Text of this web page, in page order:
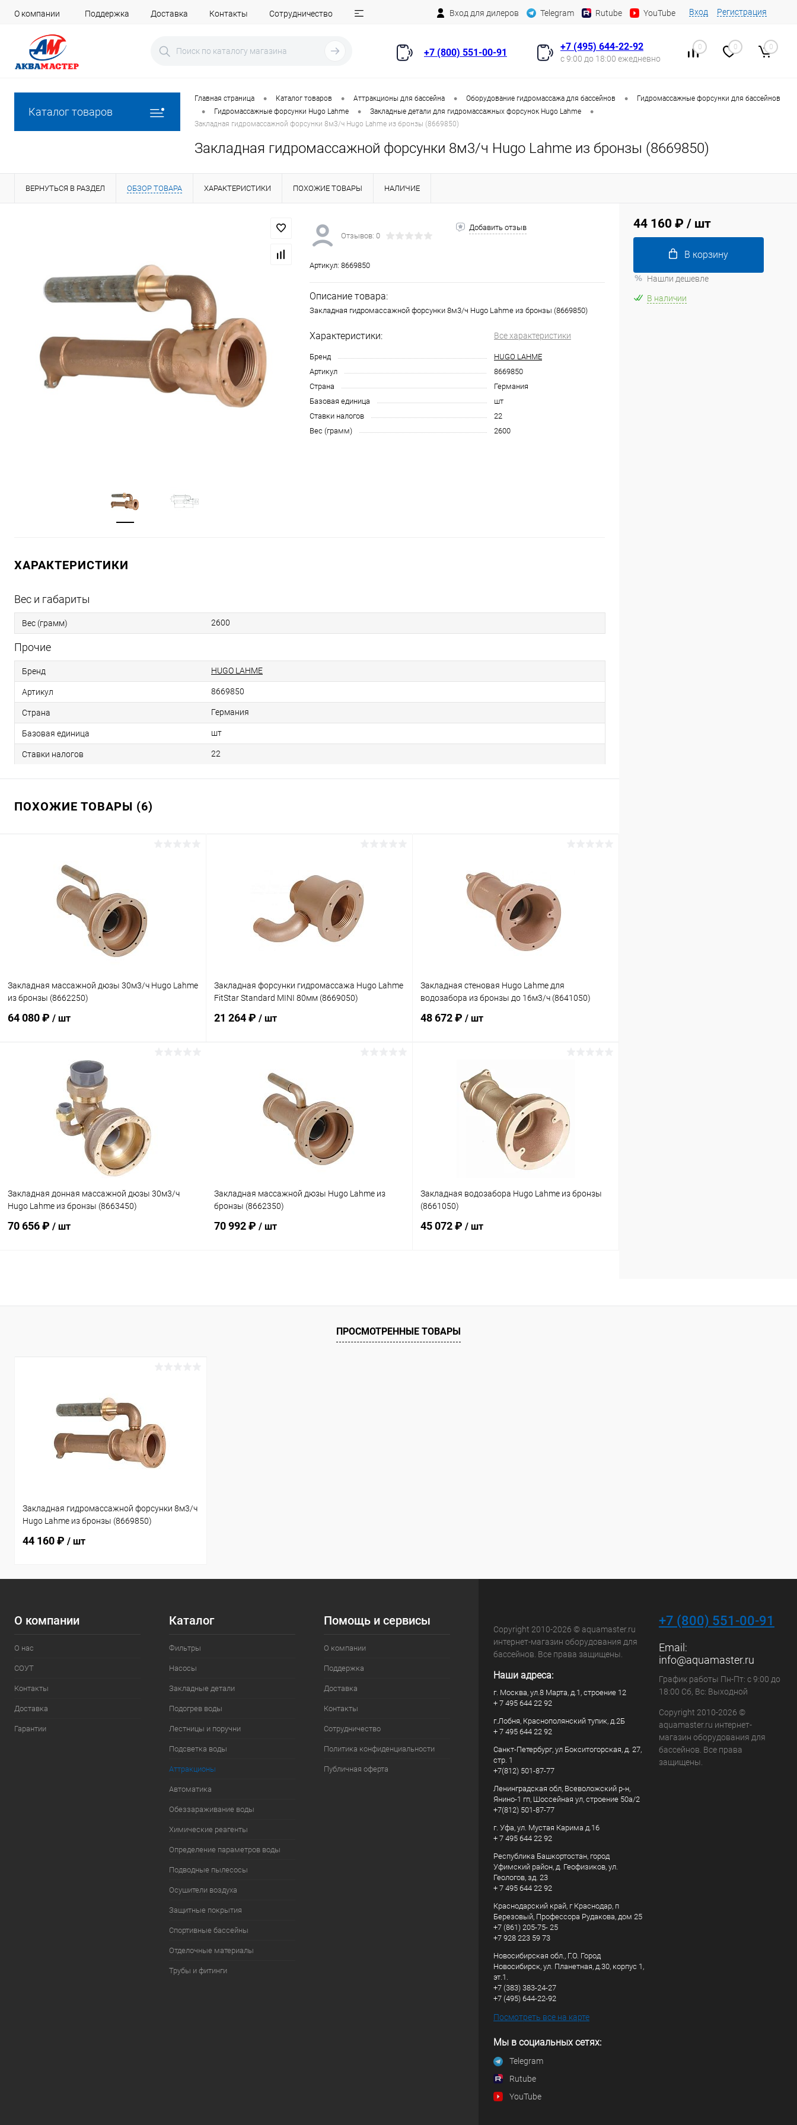
О компании Поддержка Доставка Контакты Сотрудничество Вход для дилеров Telegram Rutube YouTube Вход Регистрация
+7 (800) 551-00-91
+7 (495) 644-22-92
с 9:00 до 18:00 ежедневно
0 0 0
Каталог товаров
Главная страница • Каталог товаров • Аттракционы для бассейна • Оборудование гидромассажа для бассейнов • Гидромассажные форсунки для бассейнов
• Гидромассажные форсунки Hugo Lahme • Закладные детали для гидромассажных форсунок Hugo Lahme •
Закладная гидромассажной форсунки 8м3/ч Hugo Lahme из бронзы (8669850)
Закладная гидромассажной форсунки 8м3/ч Hugo Lahme из бронзы (8669850)
ВЕРНУТЬСЯ В РАЗДЕЛ ОБЗОР ТОВАРА ХАРАКТЕРИСТИКИ ПОХОЖИЕ ТОВАРЫ НАЛИЧИЕ
Отзывов: 0
Добавить отзыв
Артикул: 8669850
Описание товара:
Закладная гидромассажной форсунки 8м3/ч Hugo Lahme из бронзы (8669850)
Характеристики: Все характеристики
Бренд
HUGO LAHME
Артикул
8669850
Страна
Германия
Базовая единица
шт
Ставки налогов
22
Вес (грамм)
2600
ХАРАКТЕРИСТИКИ
Вес и габариты
Вес (грамм) 2600
Прочие
Бренд HUGO LAHME
Артикул 8669850
Страна Германия
Базовая единица шт
Ставки налогов 22
ПОХОЖИЕ ТОВАРЫ (6)
Закладная массажной дюзы 30м3/ч Hugo Lahme
из бронзы (8662250)
64 080 ₽ / шт
В корзину
К сравнению В наличии
Закладная форсунки гидромассажа Hugo Lahme
FitStar Standard MINI 80мм (8669050)
21 264 ₽ / шт
В избранное
К сравнению Под заказ
Закладная стеновая Hugo Lahme для
водозабора из бронзы до 16м3/ч (8641050)
48 672 ₽ / шт
В избранное
В наличии
Закладная донная массажной дюзы 30м3/ч
Hugo Lahme из бронзы (8663450)
70 656 ₽ / шт
В избранное
Закладная массажной дюзы Hugo Lahme из
бронзы (8662350)
70 992 ₽ / шт
В избранное
Под заказ
Закладная водозабора Hugo Lahme из бронзы
(8661050)
45 072 ₽ / шт
В избранное
К сравнению
44 160 ₽ / шт
В корзину
Нашли дешевле
В наличии
ПРОСМОТРЕННЫЕ ТОВАРЫ
Закладная гидромассажной форсунки 8м3/ч
Hugo Lahme из бронзы (8669850)
44 160 ₽ / шт
О компании
О нас
СОУТ
Контакты
Доставка
Гарантии
Каталог
Фильтры
Насосы
Закладные детали
Подогрев воды
Лестницы и поручни
Подсветка воды
Аттракционы
Автоматика
Обеззараживание воды
Химические реагенты
Определение параметров воды
Подводные пылесосы
Осушители воздуха
Защитные покрытия
Спортивные бассейны
Отделочные материалы
Трубы и фитинги
Помощь и сервисы
О компании
Поддержка
Доставка
Контакты
Сотрудничество
Политика конфиденциальности
Публичная оферта
Copyright 2010-2026 © aquamaster.ru
интернет-магазин оборудования для
бассейнов. Все права защищены.
Наши адреса:
г. Москва, ул.8 Марта, д.1, строение 12
+ 7 495 644 22 92
г.Лобня, Краснополянский тупик, д.2Б
+ 7 495 644 22 92
Санкт-Петербург, ул Бокситогорская, д. 27,
стр. 1
+7(812) 501-87-77
Ленинградская обл, Всеволожский р-н,
Янино-1 гп, Шоссейная ул, строение 50а/2
+7(812) 501-87-77
г. Уфа, ул. Мустая Карима д.16
+ 7 495 644 22 92
Республика Башкортостан, город
Уфимский район, д. Геофизиков, ул.
Геологов, зд. 23
+ 7 495 644 22 92
Краснодарский край, г Краснодар, п
Березовый, Профессора Рудакова, дом 25
+7 (861) 205-75- 25
+7 928 223 59 73
Новосибирская обл., Г.О. Город
Новосибирск, ул. Планетная, д.30, корпус 1,
эт.1.
+7 (383) 383-24-27
+7 (495) 644-22-92
Посмотреть все на карте
Мы в социальных сетях:
Telegram
Rutube
YouTube
+7 (800) 551-00-91
Email:
info@aquamaster.ru
График работы Пн-Пт: с 9:00 до
18:00 Сб, Вс: Выходной
Copyright 2010-2026 ©
aquamaster.ru интернет-
магазин оборудования для
бассейнов. Все права
защищены.